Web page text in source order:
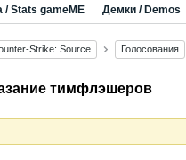
/ Stats gameME Демки / Demos
Strike: Source Голосования
тимфлэшеров